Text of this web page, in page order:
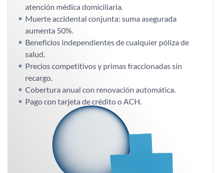
atención médica domiciliaria.
Muerte accidental conjunta: suma asegurada
aumenta 50%.
Beneficios independientes de cualquier póliza de
salud.
Precios competitivos y primas fraccionadas sin
recargo.
Cobertura anual con renovación automática.
Pago con tarjeta de crédito o ACH.